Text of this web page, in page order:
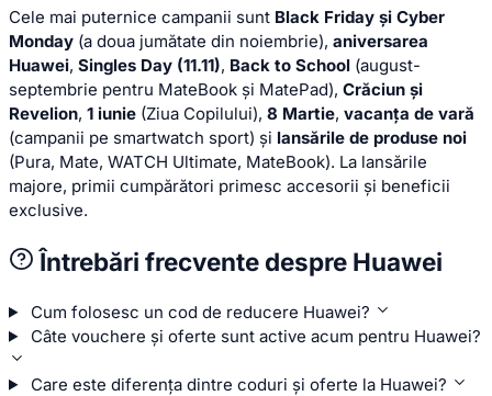
Cele mai puternice campanii sunt Black Friday și Cyber
Monday (a doua jumătate din noiembrie), aniversarea
Huawei, Singles Day (11.11), Back to School (august-
septembrie pentru MateBook și MatePad), Crăciun și
Revelion, 1 iunie (Ziua Copilului), 8 Martie, vacanța de vară
(campanii pe smartwatch sport) și lansările de produse noi
(Pura, Mate, WATCH Ultimate, MateBook). La lansările
majore, primii cumpărători primesc accesorii și beneficii
exclusive.
Întrebări frecvente despre Huawei
Cum folosesc un cod de reducere Huawei?
Câte vouchere și oferte sunt active acum pentru Huawei?
Care este diferența dintre coduri și oferte la Huawei?